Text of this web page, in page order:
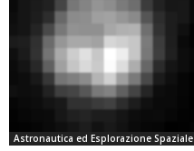
Astronautica ed Esplorazione Spaziale